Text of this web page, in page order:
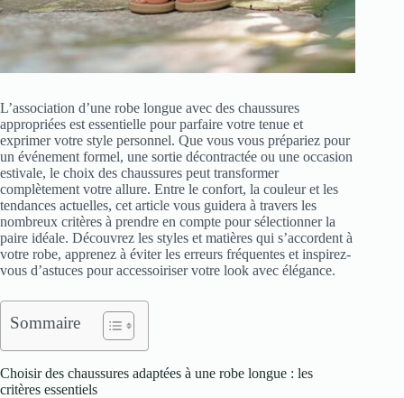
L’association d’une robe longue avec des chaussures
appropriées est essentielle pour parfaire votre tenue et
exprimer votre style personnel. Que vous vous prépariez pour
un événement formel, une sortie décontractée ou une occasion
estivale, le choix des chaussures peut transformer
complètement votre allure. Entre le confort, la couleur et les
tendances actuelles, cet article vous guidera à travers les
nombreux critères à prendre en compte pour sélectionner la
paire idéale. Découvrez les styles et matières qui s’accordent à
votre robe, apprenez à éviter les erreurs fréquentes et inspirez-
vous d’astuces pour accessoiriser votre look avec élégance.
Sommaire
Choisir des chaussures adaptées à une robe longue : les
critères essentiels